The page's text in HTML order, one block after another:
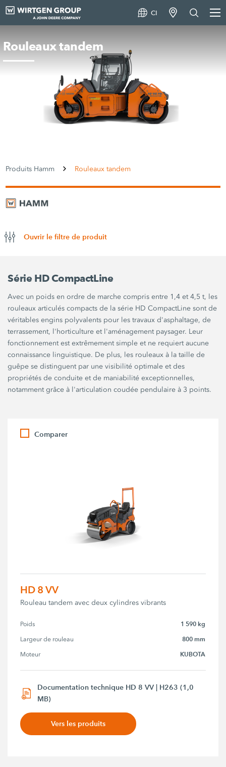
CI
Rouleaux tandem
Produits Hamm Rouleaux tandem
Ouvrir le filtre de produit
Série HD CompactLine
Avec un poids en ordre de marche compris entre 1,4 et 4,5 t, les
rouleaux articulés compacts de la série HD CompactLine sont de
véritables engins polyvalents pour les travaux d'asphaltage, de
terrassement, l'horticulture et l'aménagement paysager. Leur
fonctionnement est extrêmement simple et ne requiert aucune
connaissance linguistique. De plus, les rouleaux à la taille de
guêpe se distinguent par une visibilité optimale et des
propriétés de conduite et de maniabilité exceptionnelles,
notamment grâce à l'articulation coudée pendulaire à 3 points.
Comparer
HD 8 VV
Rouleau tandem avec deux cylindres vibrants
Poids 1 590 kg
Largeur de rouleau 800 mm
Moteur KUBOTA
Documentation technique HD 8 VV | H263 (1,0
MB)
Vers les produits